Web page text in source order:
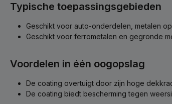
Typische toepassingsgebieden
Geschikt voor auto-onderdelen, metalen
Geschikt voor ferrometalen en gegronde
Voordelen in één oogopslag
De coating overtuigt door zijn hoge
De coating biedt bescherming tegen